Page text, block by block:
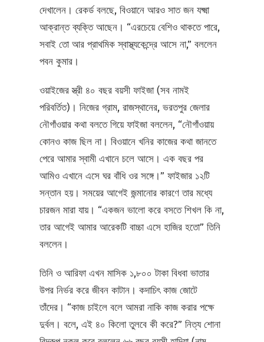
দেখালেন। রেকর্ড বলছে, বিওয়ানে আরও সাত জন যক্ষ্মা
আক্রান্ত ব্যক্তি আছেন। “এরচেয়ে বেশিও থাকতে পারে,
সবাই তো আর প্রাথমিক স্বাস্থ্যকেন্দ্রে আসে না,” বললেন
পবন কুমার।
ওয়াইজের স্ত্রী ৪০ বছর বয়সী ফাইজা (সব নামই
পরিবর্তিত)। নিজের গ্রাম, রাজস্থানের, ভরতপুর জেলার
নৌগাঁওয়ার কথা বলতে গিয়ে ফাইজা বললেন, “নৌগাঁওয়ায়
কোনও কাজ ছিল না। বিওয়ানে খনির কাজের কথা জানতে
পেরে আমার স্বামী এখানে চলে আসে। এক বছর পর
আমিও এখানে এসে ঘর বাঁধি ওর সঙ্গে।” ফাইজার ১২টি
সন্তান হয়। সময়ের আগেই জন্মানোর কারণে তার মধ্যে
চারজন মারা যায়। “একজন ভালো করে বসতে শিখল কি না,
তার আগেই আমার আরেকটি বাচ্চা এসে হাজির হতো” তিনি
বললেন।
তিনি ও আরিফা এখন মাসিক ১,৮০০ টাকা বিধবা ভাতার
উপর নির্ভর করে জীবন কাটান। কদাচিৎ কাজ জোটে
তাঁদের। “কাজ চাইলে বলে আমরা নাকি কাজ করার পক্ষে
দুর্বল। বলে, এই ৪০ কিলো তুলবে কী করে?” নিত্য শোনা